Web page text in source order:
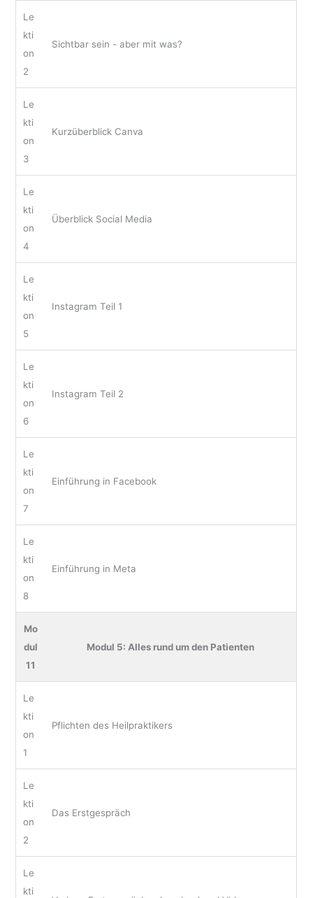
Le
kti
on
2
Sichtbar sein - aber mit was?
Le
kti
on
3
Kurzüberblick Canva
Le
kti
on
4
Überblick Social Media
Le
kti
on
5
Instagram Teil 1
Le
kti
on
6
Instagram Teil 2
Le
kti
on
7
Einführung in Facebook
Le
kti
on
8
Einführung in Meta
Mo
dul
11
Modul 5: Alles rund um den Patienten
Le
kti
on
1
Pflichten des Heilpraktikers
Le
kti
on
2
Das Erstgespräch
Le
kti